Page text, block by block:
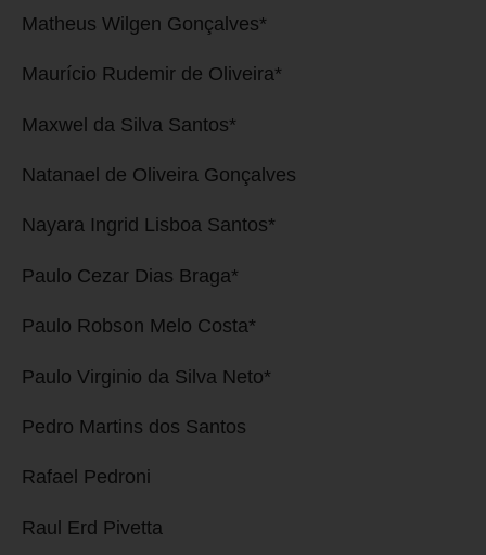
Matheus Wilgen Gonçalves*
Maurício Rudemir de Oliveira*
Maxwel da Silva Santos*
Natanael de Oliveira Gonçalves
Nayara Ingrid Lisboa Santos*
Paulo Cezar Dias Braga*
Paulo Robson Melo Costa*
Paulo Virginio da Silva Neto*
Pedro Martins dos Santos
Rafael Pedroni
Raul Erd Pivetta